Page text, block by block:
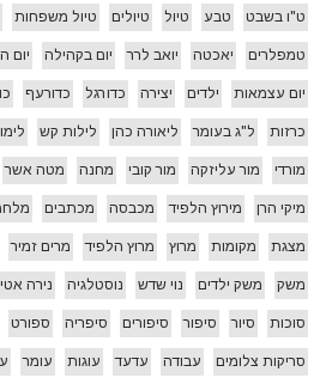
ט"ו בשבט טבע טיול טיולים טיול משפחות
טמפלרים יאכטה יואב לרר יום בקהילה יום
יום עצמאות ילדים יצירה כדורגל כדורעף
כרזות ל"ג בעומר ליאורה כהן לילות קש
מורדי מור עליזקה מור קובי מחנה מטה אשר
מיקי הרן מירוץ הלפיד מכבסה מכתבים
מצגת מקומות מרוץ מרוץ הלפיד מרים זמיר
משק משק ילדים נוי שדש נוסטלגיה נירה
סוכות סיור סיפור סיפורים סיפריה ספורט
סריקות צלומים עבודה עדעד עוגות עומר